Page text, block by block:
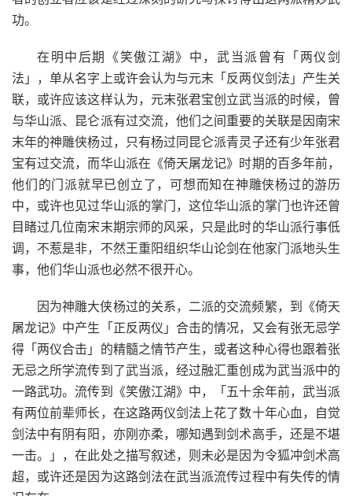
功。
在明中后期《笑傲江湖》中，武当派曾有「两仪剑
法」，单从名字上或许会认为与元末「反两仪剑法」产生关
联，或许应该这样认为，元末张君宝创立武当派的时候，曾
与华山派、昆仑派有过交流，他们之间重要的关联是因南宋
末年的神雕侠杨过，只有杨过同昆仑派青灵子还有少年张君
宝有过交流，而华山派在《倚天屠龙记》时期的百多年前，
他们的门派就早已创立了，可想而知在神雕侠杨过的游历
中，或许也见过华山派的掌门，这位华山派的掌门也许还曾
目睹过几位南宋末期宗师的风采，只是此时的华山派行事低
调，不惹是非，不然王重阳组织华山论剑在他家门派地头生
事，他们华山派也必然不很开心。
因为神雕大侠杨过的关系，二派的交流频繁，到《倚天
屠龙记》中产生「正反两仪」合击的情况，又会有张无忌学
得「两仪合击」的精髓之情节产生，或者这种心得也跟着张
无忌之所学流传到了武当派，经过融汇重创成为武当派中的
一路武功。流传到《笑傲江湖》中，「五十余年前，武当派
有两位前辈师长，在这路两仪剑法上花了数十年心血，自觉
剑法中有阴有阳，亦刚亦柔，哪知遇到剑术高手，还是不堪
一击。」，在此处之描写叙述，则未必是因为令狐冲剑术高
超，或许还是因为这路剑法在武当派流传过程中有失传的情